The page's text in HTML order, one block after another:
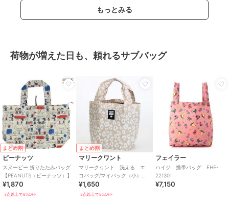
もっとみる
荷物が増えた日も、頼れるサブバッグ
まとめ割
ピーナッツ
スヌーピー 折りたたみバッグ
【PEANUTS（ピーナッツ）】
¥1,870
3点以上で8%OFF
まとめ割
マリークワント
マリークヮント 洗える エ
コバッグ/マイバッグ（小）レ
オパード 【MARY QUANT】
¥1,650
2点以上で8%OFF
フェイラー
ハイジ 携帯バッグ EHE-
221301
¥7,150